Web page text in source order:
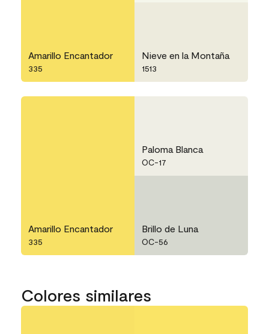
Amarillo Encantador
335
Nieve en la Montaña
1513
Amarillo Encantador
335
Paloma Blanca
OC-17
Brillo de Luna
OC-56
Colores similares